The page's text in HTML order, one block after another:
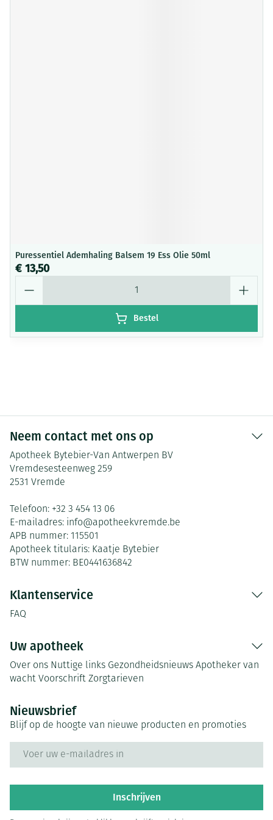
Puressentiel Ademhaling Balsem 19 Ess Olie 50ml
€ 13,50
Bestel
Neem contact met ons op
Apotheek Bytebier-Van Antwerpen BV
Vremdesesteenweg 259
2531 Vremde
Telefoon: +32 3 454 13 06
E-mailadres: info@apotheekvremde.be
APB nummer: 115501
Apotheek titularis: Kaatje Bytebier
BTW nummer: BE0441636842
Klantenservice
FAQ
Uw apotheek
Over ons Nuttige links Gezondheidsnieuws Apotheker van
wacht Voorschrift Zorgtarieven
Nieuwsbrief
Blijf op de hoogte van nieuwe producten en promoties
Inschrijven